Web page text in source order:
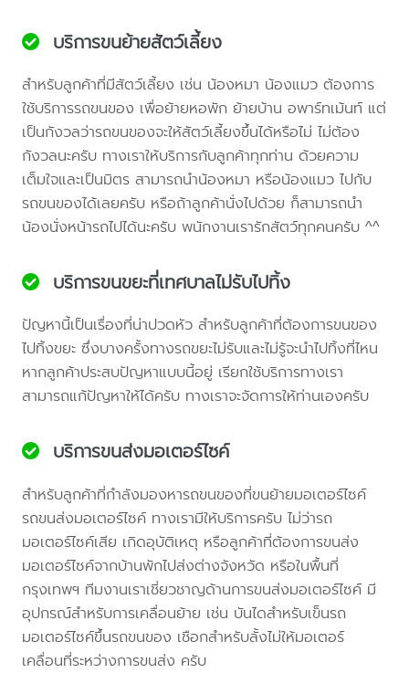
บริการขนย้ายสัตว์เลี้ยง
สำหรับลูกค้าที่มีสัตว์เลี้ยง เช่น น้องหมา น้องแมว ต้องการ
ใช้บริการรถขนของ เพื่อย้ายหอพัก ย้ายบ้าน อพาร์ทเม้นท์ แต่
เป็นกังวลว่ารถขนของจะให้สัตว์เลี้ยงขึ้นได้หรือไม่ ไม่ต้อง
กังวลนะครับ ทางเราให้บริการกับลูกค้าทุกท่าน ด้วยความ
เต็มใจและเป็นมิตร สามารถนำน้องหมา หรือน้องแมว ไปกับ
รถขนของได้เลยครับ หรือถ้าลูกค้านั่งไปด้วย ก็สามารถนำ
น้องนั่งหน้ารถไปได้นะครับ พนักงานเรารักสัตว์ทุกคนครับ ^^
บริการขนขยะที่เทศบาลไม่รับไปทิ้ง
ปัญหานี้เป็นเรื่องที่น่าปวดหัว สำหรับลูกค้าที่ต้องการขนของ
ไปทิ้งขยะ ซึ่งบางครั้งทางรถขยะไม่รับและไม่รู้จะนำไปทิ้งที่ไหน
หากลูกค้าประสบปัญหาแบบนี้อยู่ เรียกใช้บริการทางเรา
สามารถแก้ปัญหาให้ได้ครับ ทางเราจะจัดการให้ท่านเองครับ
บริการขนส่งมอเตอร์ไซค์
สำหรับลูกค้าที่กำลังมองหารถขนของที่ขนย้ายมอเตอร์ไซค์
รถขนส่งมอเตอร์ไซค์ ทางเรามีให้บริการครับ ไม่ว่ารถ
มอเตอร์ไซค์เสีย เกิดอุบัติเหตุ หรือลูกค้าที่ต้องการขนส่ง
มอเตอร์ไซค์จากบ้านพักไปส่งต่างจังหวัด หรือในพื้นที่
กรุงเทพฯ ทีมงานเราเชี่ยวชาญด้านการขนส่งมอเตอร์ไซค์ มี
อุปกรณ์สำหรับการเคลื่อนย้าย เช่น บันไดสำหรับเข็นรถ
มอเตอร์ไซค์ขึ้นรถขนของ เชือกสำหรับลั้งไม่ให้มอเตอร์
เคลื่อนที่ระหว่างการขนส่ง ครับ